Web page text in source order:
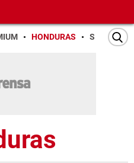
HONDURAS SAN PEDRO